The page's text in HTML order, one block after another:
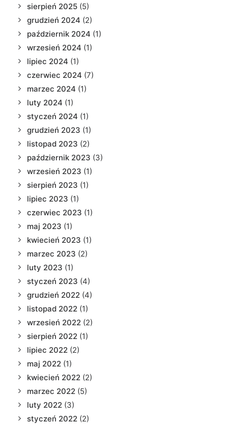
sierpień 2025 (5)
grudzień 2024 (2)
październik 2024 (1)
wrzesień 2024 (1)
lipiec 2024 (1)
czerwiec 2024 (7)
marzec 2024 (1)
luty 2024 (1)
styczeń 2024 (1)
grudzień 2023 (1)
listopad 2023 (2)
październik 2023 (3)
wrzesień 2023 (1)
sierpień 2023 (1)
lipiec 2023 (1)
czerwiec 2023 (1)
maj 2023 (1)
kwiecień 2023 (1)
marzec 2023 (2)
luty 2023 (1)
styczeń 2023 (4)
grudzień 2022 (4)
listopad 2022 (1)
wrzesień 2022 (2)
sierpień 2022 (1)
lipiec 2022 (2)
maj 2022 (1)
kwiecień 2022 (2)
marzec 2022 (5)
luty 2022 (3)
styczeń 2022 (2)